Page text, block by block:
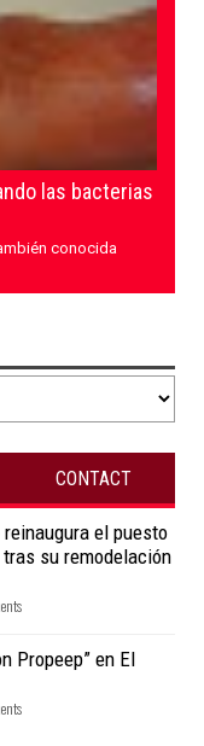
las bacterias
conocida
CONTACT
el puesto
su remodelación
Propeep” en El